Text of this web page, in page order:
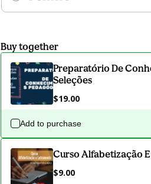
Buy together
Preparatório De
Seleções
$19.00
Add to purchase
Curso Alfabetização
$9.00